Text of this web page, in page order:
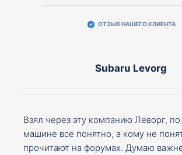
ОТЗЫВ НАШЕГО КЛИЕНТА
Subaru Levorg
Взял через эту компанию Леворг,
машине все понятно, а кому не
прочитают на форумах. Думаю